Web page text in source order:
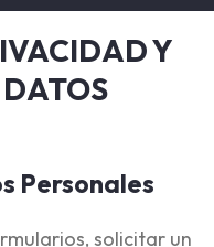
Y
Personales
solicitar un